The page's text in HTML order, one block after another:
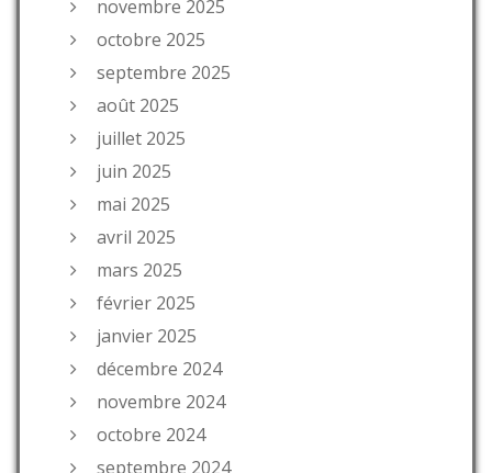
novembre 2025
octobre 2025
septembre 2025
août 2025
juillet 2025
juin 2025
mai 2025
avril 2025
mars 2025
février 2025
janvier 2025
décembre 2024
novembre 2024
octobre 2024
septembre 2024